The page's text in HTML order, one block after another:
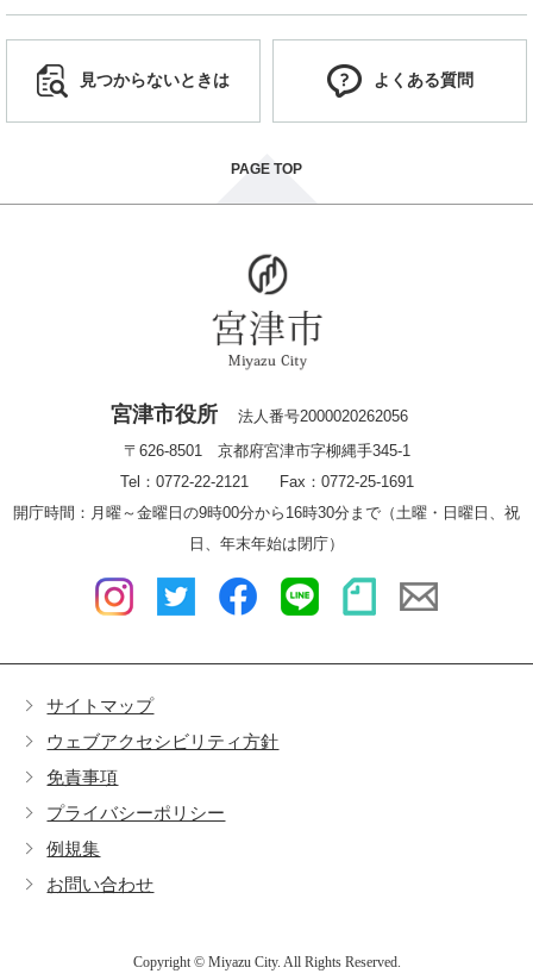
見つからないときは よくある質問
PAGE TOP
サイトマップ
ウェブアクセシビリティ方針
免責事項
プライバシーポリシー
例規集
お問い合わせ
宮津市役所
法人番号2000020262056
〒626-8501 京都府宮津市字柳縄手345-1
Tel：0772-22-2121 Fax：0772-25-1691
開庁時間：月曜～金曜日の9時00分から16時30分まで（土曜・日曜日、祝
日、年末年始は閉庁）
Copyright © Miyazu City. All Rights Reserved.